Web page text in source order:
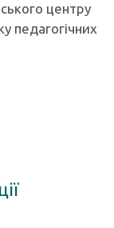
центру
педагогічних